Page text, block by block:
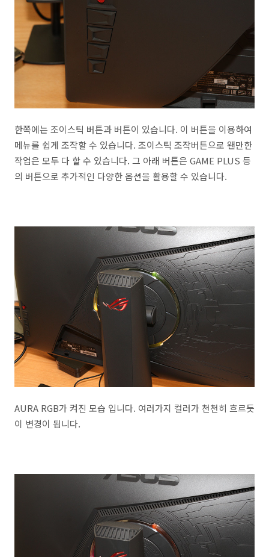
한쪽에는 조이스틱 버튼과 버튼이 있습니다. 이 버튼을 이용하여
메뉴를 쉽게 조작할 수 있습니다. 조이스틱 조작버튼으로 왠만한
작업은 모두 다 할 수 있습니다. 그 아래 버튼은 GAME PLUS 등
의 버튼으로 추가적인 다양한 옵션을 활용할 수 있습니다.
AURA RGB가 켜진 모습 입니다. 여러가지 컬러가 천천히 흐르듯
이 변경이 됩니다.